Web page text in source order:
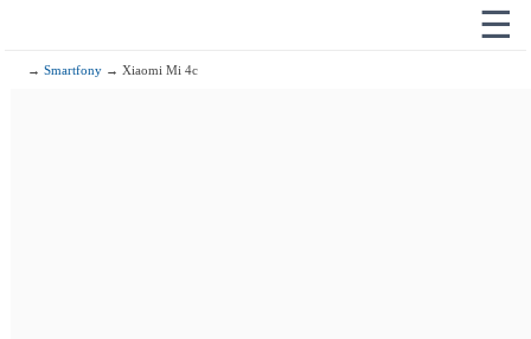
☰
→Smartfony → Xiaomi Mi 4c